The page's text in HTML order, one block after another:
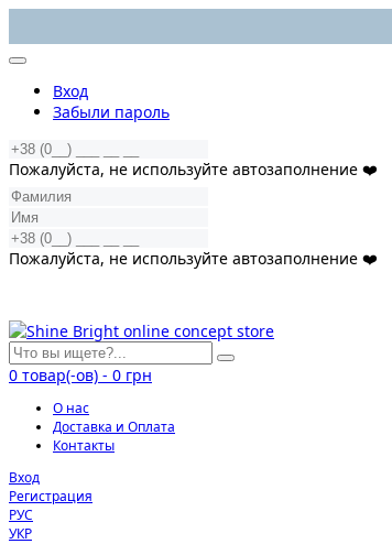
Вход
Забыли пароль
Пожалуйста, не используйте автозаполнение ❤️
Пожалуйста, не используйте автозаполнение ❤️
0 товар(-ов) - 0 грн
О нас
Доставка и Оплата
Контакты
Вход
Регистрация
РУС
УКР